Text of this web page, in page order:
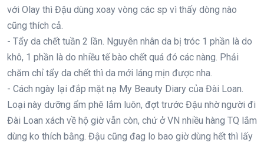
với Olay thì Đậu dùng xoay vòng các sp vì thấy dòng nào
cũng thích cả.
- Tẩy da chết tuần 2 lần. Nguyên nhân da bị tróc 1 phần là do
khô, 1 phần là do nhiều tế bào chết quá đó các nàng. Phải
chăm chỉ tẩy da chết thì da mới láng mịn được nha.
- Cách ngày lại đắp mặt nạ My Beauty Diary của Đài Loan.
Loại này dưỡng ẩm phê lắm luôn, đợt trước Đậu nhờ người đi
Đài Loan xách về hộ giờ vẫn còn, chứ ở VN nhiều hàng TQ lắm
dùng ko thích bằng. Đậu cũng đag lo bao giờ dùng hết thì lấy